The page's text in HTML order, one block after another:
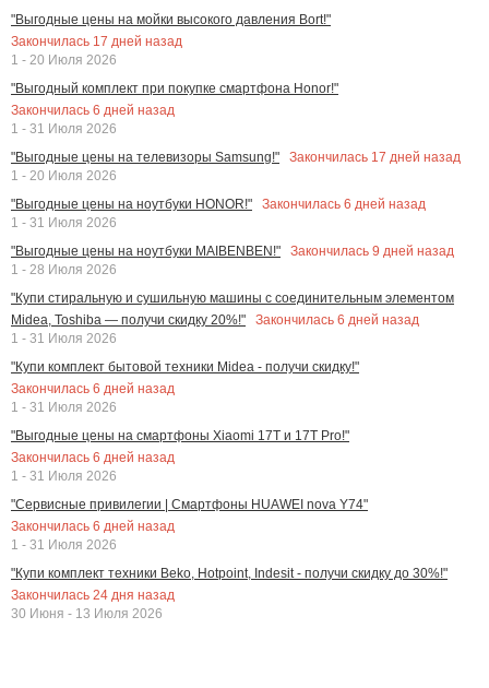
"Выгодные цены на мойки высокого давления Bort!"
Закончилась 17 дней назад
1 - 20 Июля 2026
"Выгодный комплект при покупке смартфона Honor!"
Закончилась 6 дней назад
1 - 31 Июля 2026
"Выгодные цены на телевизоры Samsung!"
Закончилась 17 дней назад
1 - 20 Июля 2026
"Выгодные цены на ноутбуки HONOR!"
Закончилась 6 дней назад
1 - 31 Июля 2026
"Выгодные цены на ноутбуки MAIBENBEN!"
Закончилась 9 дней назад
1 - 28 Июля 2026
"Купи стиральную и сушильную машины с соединительным элементом
Midea, Toshiba — получи скидку 20%!"
Закончилась 6 дней назад
1 - 31 Июля 2026
"Купи комплект бытовой техники Midea - получи скидку!"
Закончилась 6 дней назад
1 - 31 Июля 2026
"Выгодные цены на смартфоны Xiaomi 17T и 17T Pro!"
Закончилась 6 дней назад
1 - 31 Июля 2026
"Сервисные привилегии | Смартфоны HUAWEI nova Y74"
Закончилась 6 дней назад
1 - 31 Июля 2026
"Купи комплект техники Beko, Hotpoint, Indesit - получи скидку до 30%!"
Закончилась 24 дня назад
30 Июня - 13 Июля 2026